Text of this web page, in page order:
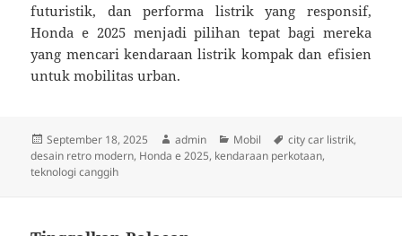
futuristik, dan performa listrik yang responsif,
Honda e 2025 menjadi pilihan tepat bagi mereka
yang mencari kendaraan listrik kompak dan efisien
untuk mobilitas urban.
Diposkan
pada
September 18, 2025 Penulis
admin Kategori
Mobil Tag
city car listrik,
desain retro modern, Honda e 2025, kendaraan perkotaan,
teknologi canggih